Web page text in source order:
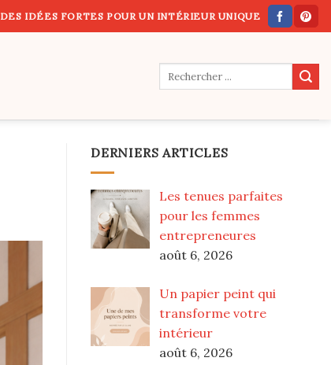
DES IDÉES FORTES POUR UN INTÉRIEUR UNIQUE
DERNIERS ARTICLES
Les tenues parfaites
pour les femmes
entrepreneures
août 6, 2026
Un papier peint qui
transforme votre
intérieur
août 6, 2026